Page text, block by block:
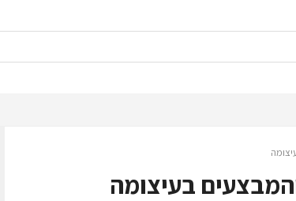
בעיצומה